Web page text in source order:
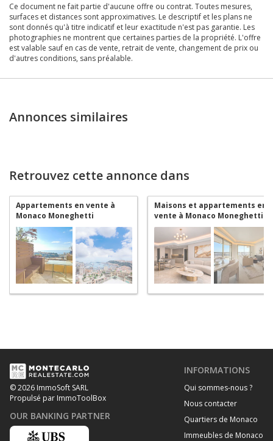
Ce document ne fait partie d'aucune offre ou contrat. Toutes mesures,
surfaces et distances sont approximatives. Le descriptif et les plans ne
sont donnés qu'à titre indicatif et leur exactitude n'est pas garantie. Les
photographies ne montrent que certaines parties de la propriété. L'offre
est valable sauf en cas de vente, retrait de vente, changement de prix ou
d'autres conditions, sans préalable.
Annonces similaires
Retrouvez cette annonce dans
Appartements en vente à
Monaco Moneghetti
Maisons et appartements en
vente à Monaco Moneghetti
© 2026 ImmoSoft SARL
Propulsé par ImmoToolBox
OUR BANKING PARTNER
INFORMATIONS
Qui sommes-nous ?
Nous contacter
Quartiers de Monaco
Immeubles de Monaco